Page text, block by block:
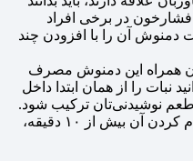
فشارخون در برخی افراد
آن را با افزودن چند
همراه این دمنوش مصرف
نبات را از همان ابتدا داخل
طعم نوشیدنی‌تان ترکیب شود.
گل گاوزبان، گلبرگ خالص است و دم کردن آن بیش از ۱۰ دقیقه،